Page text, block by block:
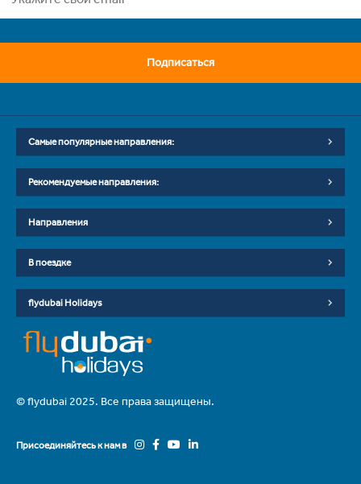
Подписаться
Самые популярные направления:
Рекомендуемые направления:
Направления
В поездке
flydubai Holidays
© flydubai 2025. Все права защищены.
Присоединяйтесь к нам в